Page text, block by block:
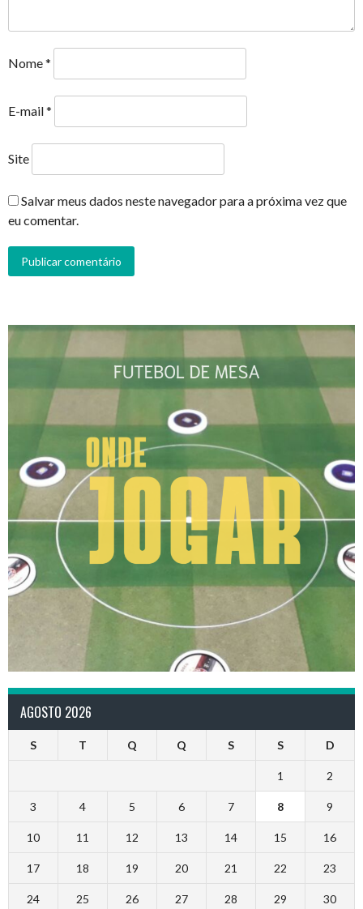
Nome*
E-mail*
Site
Salvar meus dados neste navegador para a próxima vez que
eu comentar.
AGOSTO 2026
S T Q Q S S D
1 2
3 4 5 6 7 8 9
10 11 12 13 14 15 16
17 18 19 20 21 22 23
24 25 26 27 28 29 30